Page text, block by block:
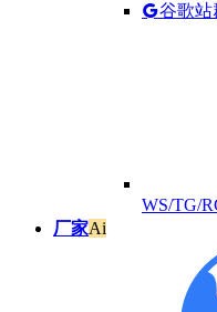
谷歌站
WS/TG/
厂家Ai